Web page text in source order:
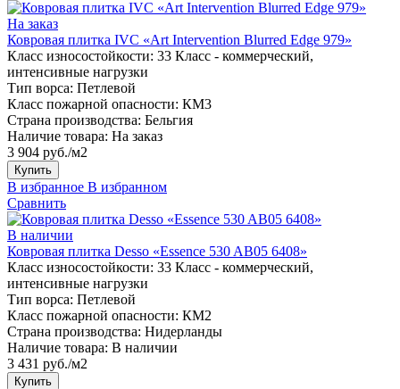
На заказ
Ковровая плитка IVC «Art Intervention Blurred Edge 979»
Класс износостойкости: 33 Класс - коммерческий,
интенсивные нагрузки
Тип ворса: Петлевой
Класс пожарной опасности: КМ3
Страна производства: Бельгия
Наличие товара: На заказ
3 904 руб./м2
Купить
В избранное В избранном
Сравнить
В наличии
Ковровая плитка Desso «Essence 530 AB05 6408»
Класс износостойкости: 33 Класс - коммерческий,
интенсивные нагрузки
Тип ворса: Петлевой
Класс пожарной опасности: КМ2
Страна производства: Нидерланды
Наличие товара: В наличии
3 431 руб./м2
Купить